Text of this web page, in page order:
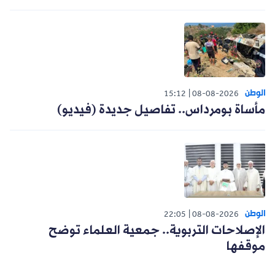
الوطن 08-08-2026
15:12
مأساة بومرداس.. تفاصيل جديدة (فيديو)
الوطن 08-08-2026
22:05
الإصلاحات التربوية.. جمعية العلماء توضح
موقفها